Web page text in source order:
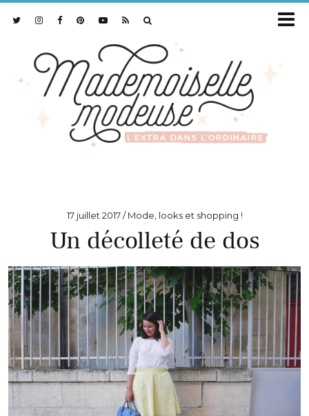
17 juillet 2017 Mode, looks et shopping !
Un décolleté de dos